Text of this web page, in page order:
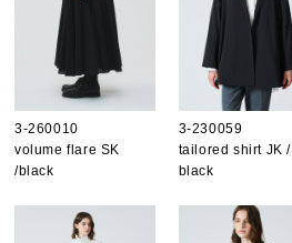
3-260010
volume flare SK
/black
3-230059
tailored shirt JK /
black